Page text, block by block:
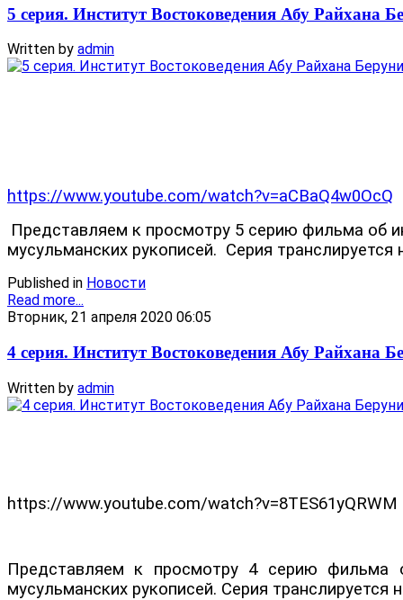
5 серия. Институт Востоковедения Абу Райхана
Written by admin
https://www.youtube.com/watch?v=aCBaQ4w0OcQ
Представляем к просмотру 5 серию фильма об
мусульманских рукописей. Серия
Published in Новости
Read more...
Вторник, 21 апреля 2020 06:05
4 серия. Институт Востоковедения Абу Райхана
Written by admin
https://www.youtube.com/watch?v=8TES61yQRWM
Представляем к просмотру 4 серию фильма
мусульманских рукописей. Серия транслируется